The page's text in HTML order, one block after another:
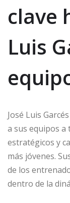
clave
Luis
José Luis
a sus equipos a
estratégicos y
más jóvenes.
de los
dentro de la